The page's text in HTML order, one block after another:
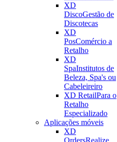
XD
DiscoGestão de
Discotecas
XD
PosComércio a
Retalho
XD
SpaInstitutos de
Beleza, Spa's ou
Cabeleireiro
XD RetailPara o
Retalho
Especializado
Aplicações móveis
XD
OrdersRealize